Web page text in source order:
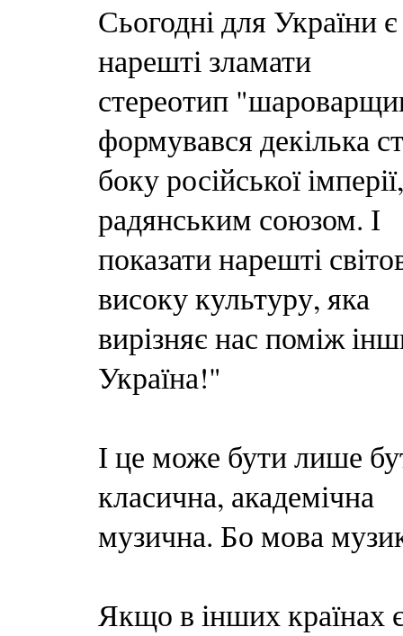
Сьогодні для України
нарешті зламати
стереотип
формувався декілька
боку російської
радянським союзом. І
показати нарешті
високу культуру, яка
вирізняє нас поміж
Україна!"
І це може бути лише
класична, академічна
музична. Бо мова
Якщо в інших країнах